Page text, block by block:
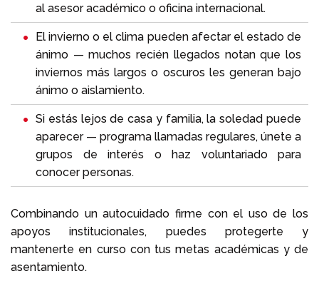
al asesor académico o oficina internacional.
El invierno o el clima pueden afectar el estado de
ánimo — muchos recién llegados notan que los
inviernos más largos o oscuros les generan bajo
ánimo o aislamiento.
Si estás lejos de casa y familia, la soledad puede
aparecer — programa llamadas regulares, únete a
grupos de interés o haz voluntariado para
conocer personas.
Combinando un autocuidado firme con el uso de los
apoyos institucionales, puedes protegerte y
mantenerte en curso con tus metas académicas y de
asentamiento.